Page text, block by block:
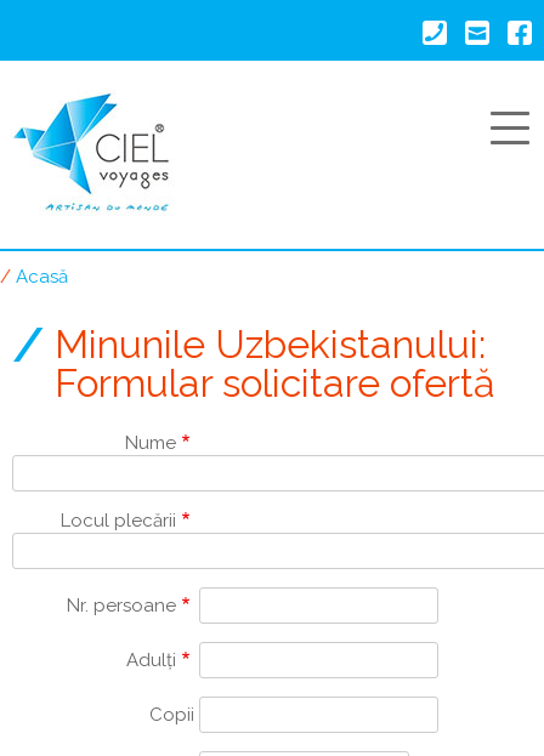
conţinutul
Acasă
Minunile Uzbekistanului:
Formular solicitare ofertă
Nume
Locul plecării
Nr. persoane
Adulți
Copii